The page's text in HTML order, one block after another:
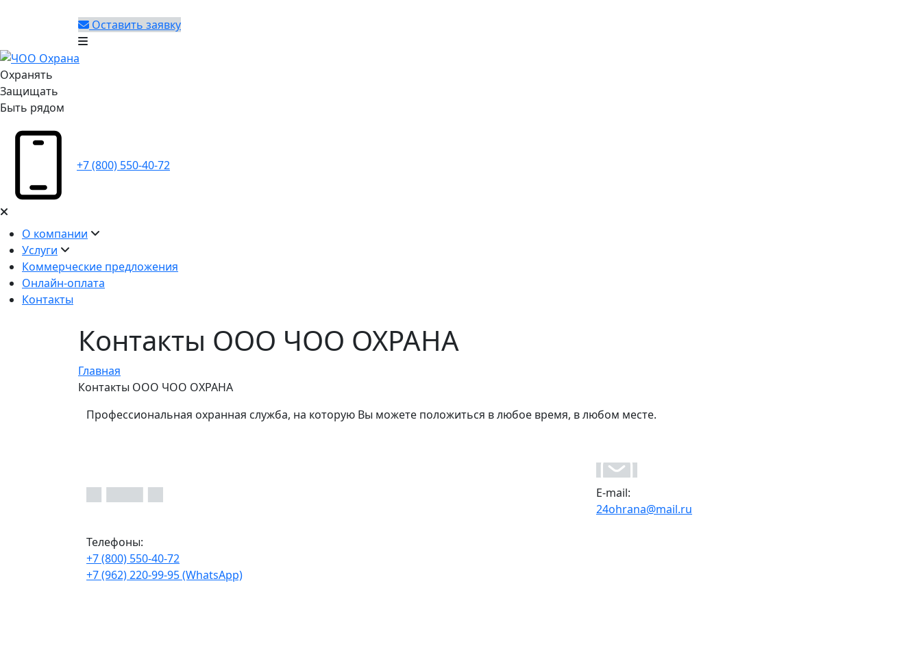
Оставить заявку
Охранять
Защищать
Быть рядом
+7 (800) 550-40-72
О компании
Услуги
Коммерческие предложения
Онлайн-оплата
Контакты
Контакты ООО ЧОО ОХРАНА
Главная
Контакты ООО ЧОО ОХРАНА
Профессиональная охранная служба, на которую Вы можете положиться в любое время, в любом месте.
Телефоны:
+7 (800) 550-40-72
+7 (962) 220-99-95 (WhatsApp)
E-mail:
24ohrana@mail.ru